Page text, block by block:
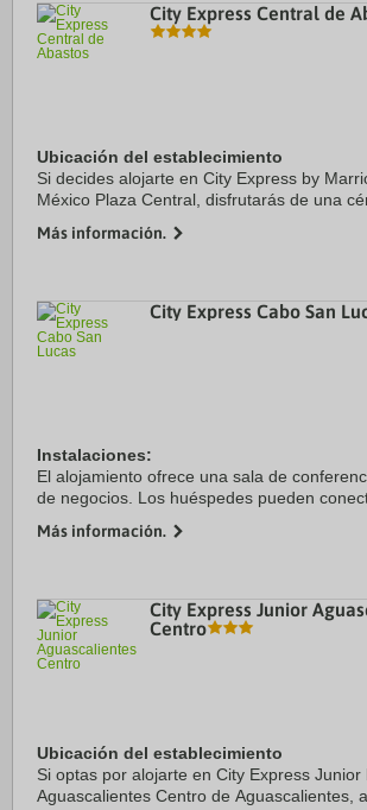
City Express Central de
Ubicación del establecimiento
Si decides alojarte en City Express by
México Plaza Central, disfrutarás de una
coche de Estadio Foro Sol y ...
Más información.
City Express Cabo San
Instalaciones:
El alojamiento ofrece una sala de
de negocios. Los huéspedes pueden
con vehículo propio pueden dejarlo en el ...
Más información.
City Express Junior
Centro
Ubicación del establecimiento
Si optas por alojarte en City Express Junior
Aguascalientes Centro de Aguascalientes,